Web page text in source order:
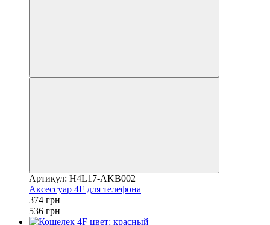
Артикул: H4L17-AKB002
Аксессуар 4F для телефона
374 грн
536 грн